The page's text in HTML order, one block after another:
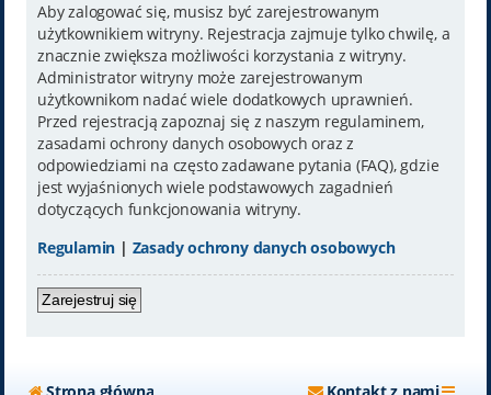
Aby zalogować się, musisz być zarejestrowanym
użytkownikiem witryny. Rejestracja zajmuje tylko chwilę, a
znacznie zwiększa możliwości korzystania z witryny.
Administrator witryny może zarejestrowanym
użytkownikom nadać wiele dodatkowych uprawnień.
Przed rejestracją zapoznaj się z naszym regulaminem,
zasadami ochrony danych osobowych oraz z
odpowiedziami na często zadawane pytania (FAQ), gdzie
jest wyjaśnionych wiele podstawowych zagadnień
dotyczących funkcjonowania witryny.
Regulamin | Zasady ochrony danych osobowych
Zarejestruj się
Strona główna Kontakt z nami